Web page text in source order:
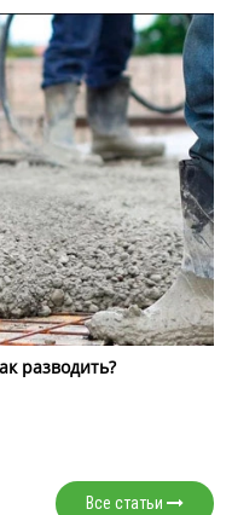
разводить?
Все статьи